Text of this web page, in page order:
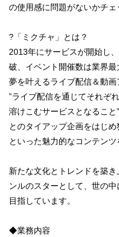
の使用感に問題がないかチェ
?「ミクチャ」とは？
2013年にサービスが開始し
破、イベント開催数は業界
夢を叶えるライブ配信＆動画
”ライブ配信を通じてそれぞ
溶けこむサービスとなるこ
とのタイアップ企画をはじ
といった魅力的なコンテンツ
新たな文化とトレンドを築
ンルのスターとして、世の
目指しています。
◆業務内容